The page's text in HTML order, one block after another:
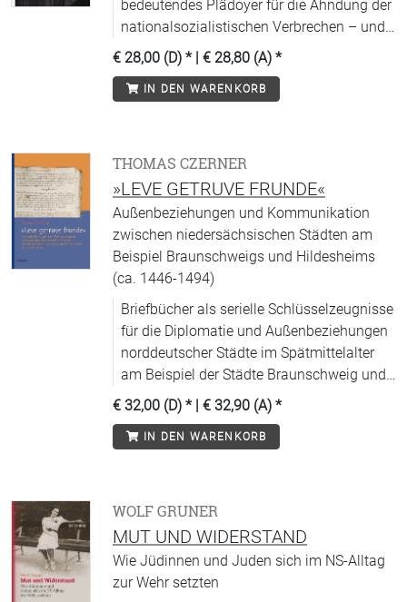
bedeutendes Plädoyer für die Ahndung der
nationalsozialistischen Verbrechen – und
machte deren strafrechtliche Verfolgung zu
seiner Lebensaufgabe.
€ 28,00 (D) * | € 28,80 (A) *
IN DEN WARENKORB
THOMAS CZERNER
»LEVE GETRUVE FRUNDE«
Außenbeziehungen und Kommunikation
zwischen niedersächsischen Städten am
Beispiel Braunschweigs und Hildesheims
(ca. 1446-1494)
Briefbücher als serielle Schlüsselzeugnisse
für die Diplomatie und Außenbeziehungen
norddeutscher Städte im Spätmittelalter
am Beispiel der Städte Braunschweig und
Hildesheim.
€ 32,00 (D) * | € 32,90 (A) *
IN DEN WARENKORB
WOLF GRUNER
MUT UND WIDERSTAND
Wie Jüdinnen und Juden sich im NS-Alltag
zur Wehr setzten